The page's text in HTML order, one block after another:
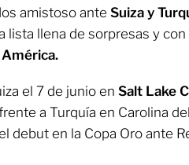
amistoso ante Suiza y
lista llena de sorpresas y con
el 7 de junio en Salt Lake
a Turquía en Carolina
debut en la Copa Oro ante